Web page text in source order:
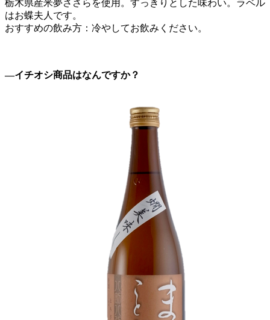
栃木県産米夢ささらを使用。すっきりとした味わい。ラベル
はお蝶夫人です。
おすすめの飲み方：冷やしてお飲みください。
―イチオシ商品はなんですか？